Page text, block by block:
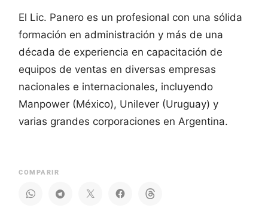
El Lic. Panero es un profesional con una sólida
formación en administración y más de una
década de experiencia en capacitación de
equipos de ventas en diversas empresas
nacionales e internacionales, incluyendo
Manpower (México), Unilever (Uruguay) y
varias grandes corporaciones en Argentina.
COMPARIR